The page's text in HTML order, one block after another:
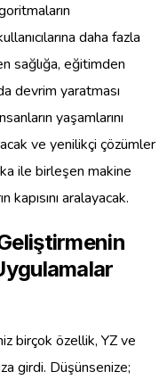
daha fazla
sağlığa, eğitimden
devrim yaratması
yaşamlarını
ve yenilikçi çözümler
ile birleşen makine
aralayacak.
birçok özellik, YZ ve
girdi. Düşünsenize;